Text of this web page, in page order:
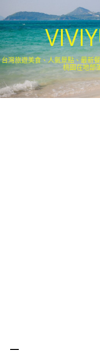
台灣旅遊美食、人氣景點、最新
桃園在地部